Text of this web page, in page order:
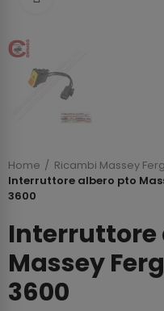
Home
Ricambi Massey
Interruttore albero pto
3600
Interruttore
Massey
3600